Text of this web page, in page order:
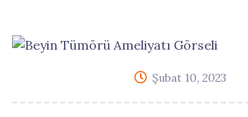
Şubat 10, 2023